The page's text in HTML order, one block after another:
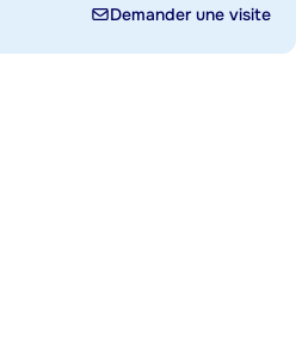
Demander une visite